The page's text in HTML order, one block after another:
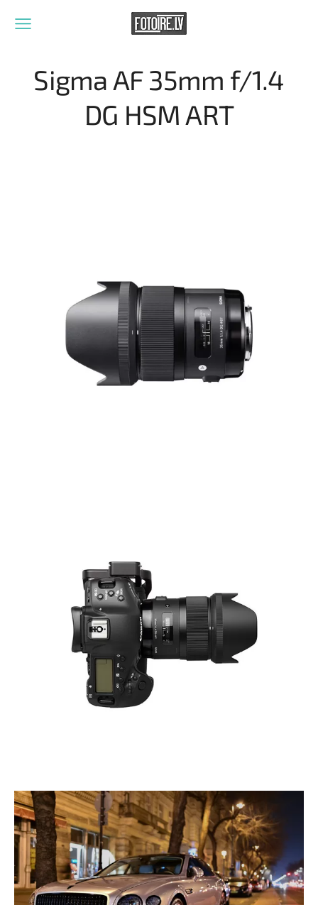
Sigma AF 35mm f/1.4
DG HSM ART